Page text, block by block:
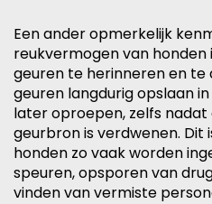
Een ander opmerkelijk
reukvermogen van honden
geuren te herinneren en te
geuren langdurig opslaan
later oproepen, zelfs
geurbron is verdwenen. Dit
honden zo vaak worden
speuren, opsporen van
vinden van vermiste